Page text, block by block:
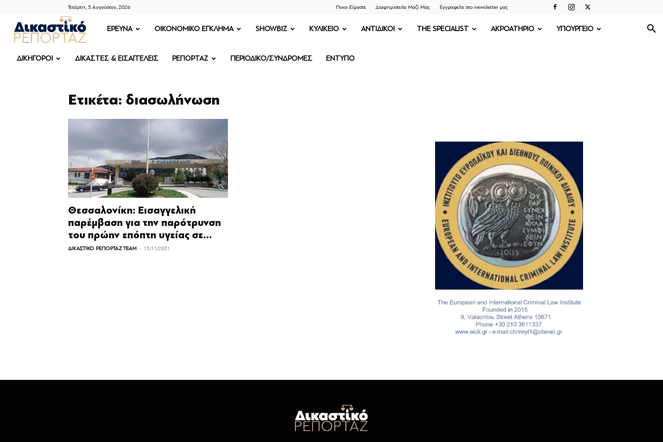
Τετάρτη, 5 Αυγούστου, 2026 Ποιοι Είμαστε Διαφημιστείτε Μαζί Μας Εγγραφείτε στο newsletter μας
ΔΙΚΑΣΤΙΚΟ
ΡΕΠΟΡΤΑΖ
ΕΡΕΥΝΑ OIKONOMIKO ΕΓΚΛΗΜΑ SHOWBIZ ΚΥΛΙΚΕΙΟ ΑΝΤΙΔΙΚΟΙ THE SPECIALIST ΑΚΡΟΑΤΗΡΙΟ ΥΠΟΥΡΓΕΙΟ
ΔΙΚΗΓΟΡΟΙ ΔΙΚΑΣΤΕΣ & ΕΙΣΑΓΓΕΛΕΙΣ ΡΕΠΟΡΤΑΖ ΠΕΡΙΟΔΙΚΟ/ΣΥΝΔΡΟΜΕΣ ΕΝΤΥΠΟ
Ετικέτα: διασωλήνωση
Θεσσαλονίκη: Εισαγγελική
παρέμβαση για την παρότρυνση
του πρώην επόπτη υγείας σε...
ΔΙΚΑΣΤΙΚΟ ΡΕΠΟΡΤΑΖ TEAM - 13/11/2021